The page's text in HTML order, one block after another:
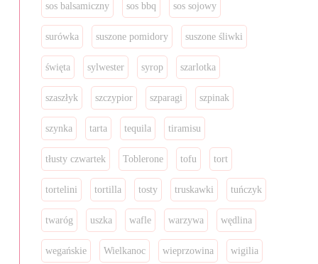
sos balsamiczny sos bbq sos sojowy
surówka suszone pomidory suszone śliwki
święta sylwester syrop szarlotka
szaszłyk szczypior szparagi szpinak
szynka tarta tequila tiramisu
tłusty czwartek Toblerone tofu tort
tortelini tortilla tosty truskawki tuńczyk
twaróg uszka wafle warzywa wędlina
wegańskie Wielkanoc wieprzowina wigilia